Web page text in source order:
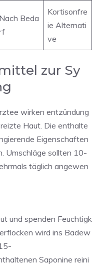
Nach Beda
Kortisonfre
ie Alternati
ve
zur Sy
wirken entzündung
Haut. Die enthalte
Eigenschaften
Umschläge sollten 10-
täglich angewen
und spenden Feuchtigk
wird ins Badew
Saponine reini